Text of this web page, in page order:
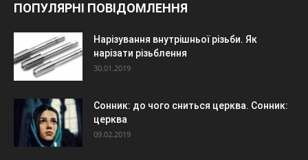
ПОПУЛЯРНІ ПОВІДОМЛЕННЯ
Нарізування внутрішньої різьби. Як
нарізати різьблення
30.01.2019
Сонник: до чого сниться церква. Сонник:
церква
09.02.2019